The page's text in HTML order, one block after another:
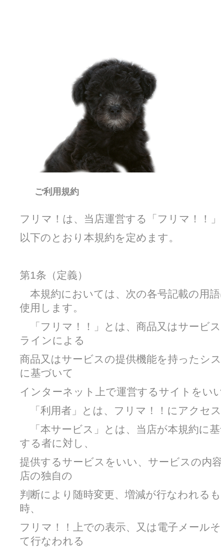
ご利用規約
フリマ！は、当店運営する「フリマ！！
以下のとおり本規約を定めます。
第1条（定義）
本規約においては、次の各号記載の用
使用します。
「フリマ！！」とは、商品又はサービ
ラインによる
商品又はサービスの提供機能を持ったシ
に基づいて
インターネット上で運営するサイトをい
「利用者」とは、フリマ！！にアクセ
「本サービス」とは、当店が本規約に
する者に対し、
提供するサービスをいい、サービスの内
店の独自の
判断により随時変更、増減が行なわれる
時、
フリマ！！上での表示、又は電子メール
て行なわれる